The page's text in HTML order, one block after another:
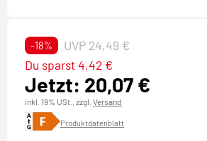
-18% UVP 24,49 €
Jetzt: 20,07 €
Du sparst 4,42 €
inkl. 19% USt., zzgl. Versand
Produktdatenblatt